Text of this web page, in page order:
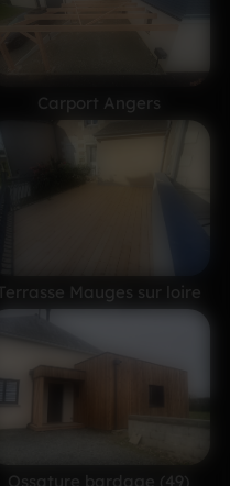
Carport Angers
Terrasse Mauges sur loire
Ossature bardage (49)